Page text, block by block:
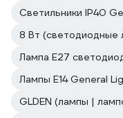
Светильники IP40
8 Вт (светодиодные
Лампа E27
Лампы E14 General
GLDEN (лампы |